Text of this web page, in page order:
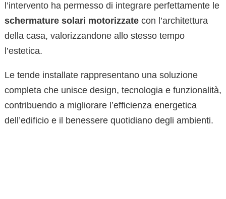
l’intervento ha permesso di integrare perfettamente le
schermature solari motorizzatecon l’architettura
della casa, valorizzandone allo stesso tempo
l’estetica.
Le tende installate rappresentano una soluzione
completa che unisce design, tecnologia e funzionalità,
contribuendo a migliorare l’efficienza energetica
dell’edificio e il benessere quotidiano degli ambienti.